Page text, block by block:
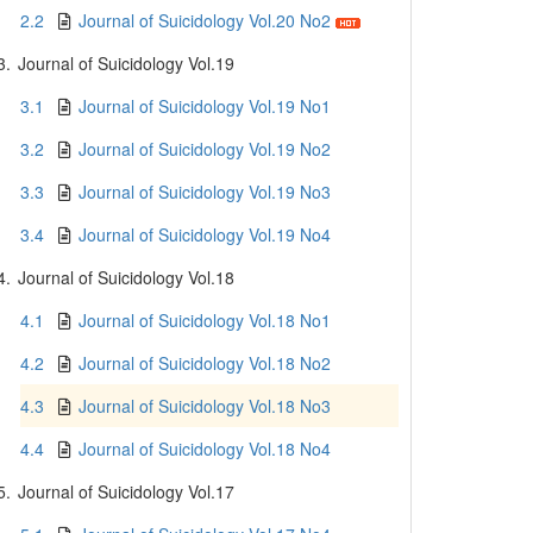
2.2
Journal of Suicidology Vol.20 No2
Journal of Suicidology Vol.19
3.1
Journal of Suicidology Vol.19 No1
3.2
Journal of Suicidology Vol.19 No2
3.3
Journal of Suicidology Vol.19 No3
3.4
Journal of Suicidology Vol.19 No4
Journal of Suicidology Vol.18
4.1
Journal of Suicidology Vol.18 No1
4.2
Journal of Suicidology Vol.18 No2
4.3
Journal of Suicidology Vol.18 No3
4.4
Journal of Suicidology Vol.18 No4
Journal of Suicidology Vol.17